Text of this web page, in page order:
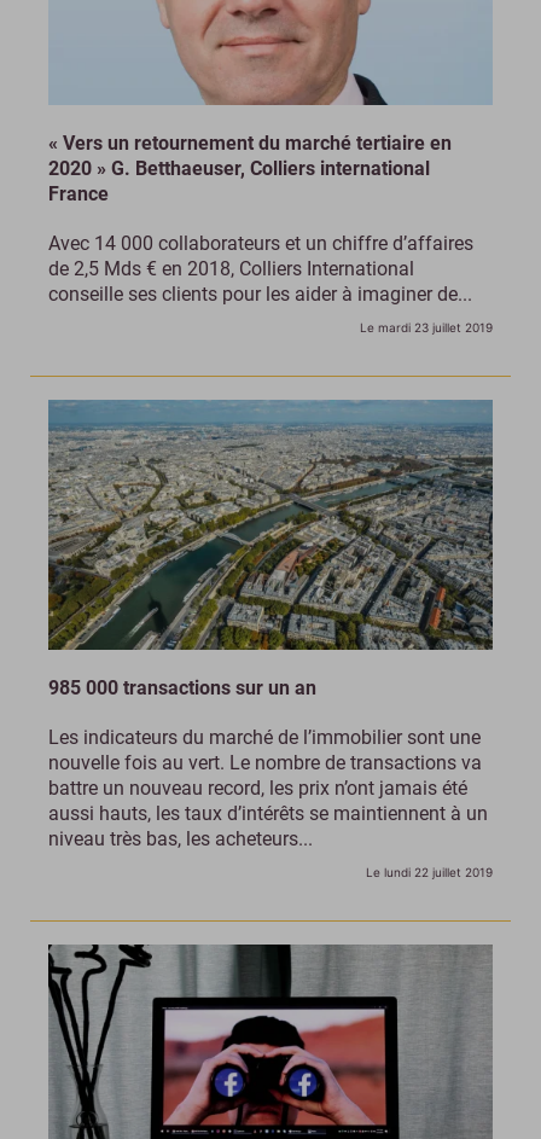
« Vers un retournement du marché tertiaire en
2020 » G. Betthaeuser, Colliers international
France
Avec 14 000 collaborateurs et un chiffre d’affaires
de 2,5 Mds € en 2018, Colliers International
conseille ses clients pour les aider à imaginer de...
Le mardi 23 juillet 2019
985 000 transactions sur un an
Les indicateurs du marché de l’immobilier sont une
nouvelle fois au vert. Le nombre de transactions va
battre un nouveau record, les prix n’ont jamais été
aussi hauts, les taux d’intérêts se maintiennent à un
niveau très bas, les acheteurs...
Le lundi 22 juillet 2019